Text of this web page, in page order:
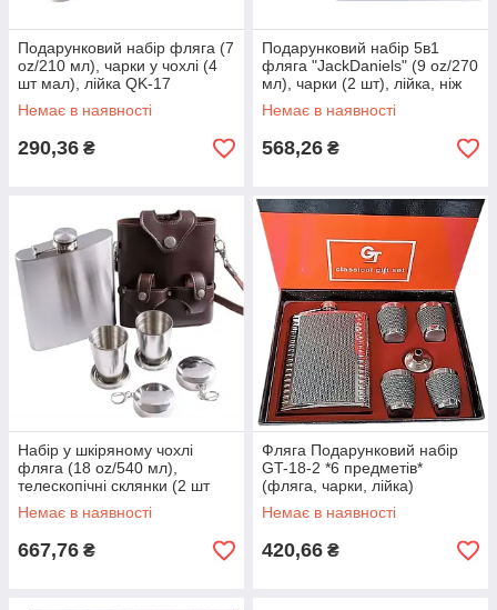
Подарунковий набір фляга (7
oz/210 мл), чарки у чохлі (4
шт мал), лійка QK-17
Немає в наявності
290,36 ₴
Подарунковий набір 5в1
фляга "JackDaniels" (9 oz/270
мл), чарки (2 шт), лійка, ніж
TZ-30
Немає в наявності
568,26 ₴
Набір у шкіряному чохлі
фляга (18 oz/540 мл),
телескопічні склянки (2 шт
мал.) PT-A
Немає в наявності
667,76 ₴
Фляга Подарунковий набір
GT-18-2 *6 предметів*
(фляга, чарки, лійка)
Немає в наявності
420,66 ₴